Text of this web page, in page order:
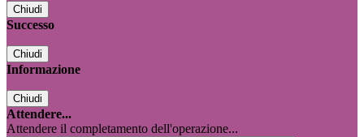
Chiudi
Successo
Chiudi
Informazione
Chiudi
Attendere...
Attendere il completamento dell'operazione...